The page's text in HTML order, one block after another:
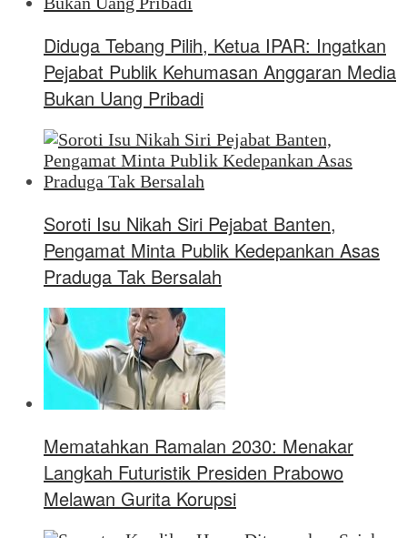
Diduga Tebang Pilih, Ketua IPAR: Ingatkan
Pejabat Publik Kehumasan Anggaran Media
Bukan Uang Pribadi
Soroti Isu Nikah Siri Pejabat Banten,
Pengamat Minta Publik Kedepankan Asas
Praduga Tak Bersalah
Mematahkan Ramalan 2030: Menakar
Langkah Futuristik Presiden Prabowo
Melawan Gurita Korupsi